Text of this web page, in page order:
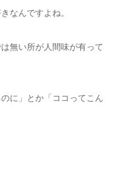
なんですよね。
無い所が人間味が有って
に」とか「ココってこん